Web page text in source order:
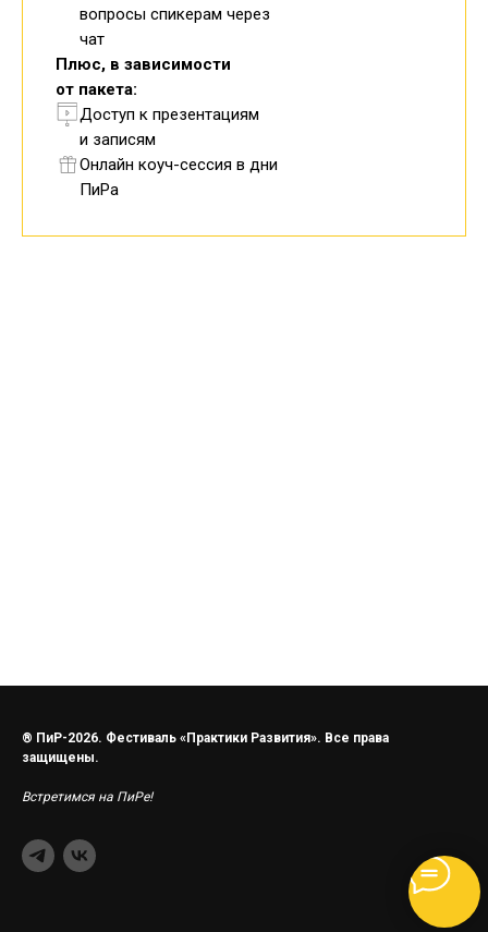
вопросы спикерам через
чат
Плюс, в зависимости
от пакета:
Доступ к презентациям
и записям
Онлайн коуч-сессия в дни
ПиРа
® ПиР-2026. Фестиваль «Практики Развития». Все права
защищены.
Встретимся на ПиРе!